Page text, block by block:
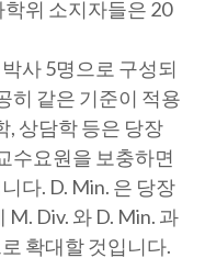
위 소지자들은 20
사 5명으로 구성되
히 같은 기준이 적용
, 상담학 등은 당장
수요원을 보충하면
다. D. Min. 은 당장
Div. 와 D. Min. 과
확대할 것입니다.